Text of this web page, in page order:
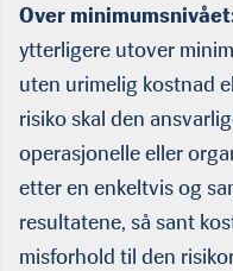
Over
ytterligere utover
uten urimelig kostnad
risiko skal den
operasjonelle eller
etter en enkeltvis og
resultatene, så sant
misforhold til den